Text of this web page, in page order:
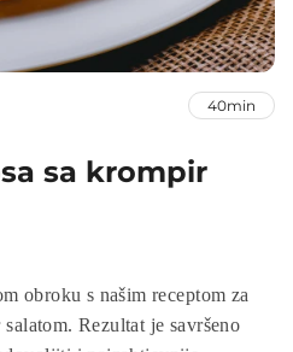
40min
sa krompir
obroku s našim receptom za
Rezultat je savršeno